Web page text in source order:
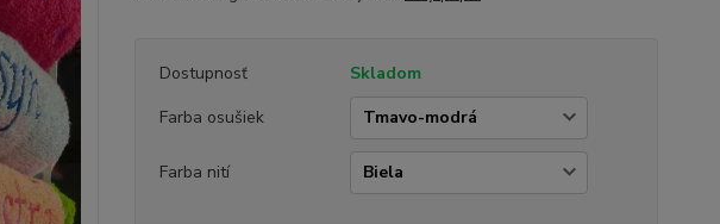
Dostupnosť
Skladom
Farba osušiek
Farba nití